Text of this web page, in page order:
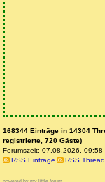
168344 Einträge in 14304
registrierte, 720 Gäste)
Forumszeit: 07.08.2026, 09:58
RSS Einträge
RSS
powered by my little forum